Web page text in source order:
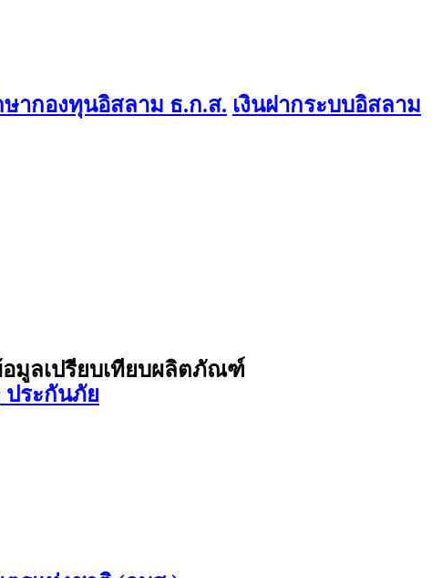
ากองทุนอิสลาม ธ.ก.ส. เงินฝากระบบอิสลาม
มูลเปรียบเทียบผลิตภัณฑ์
ประกันภัย